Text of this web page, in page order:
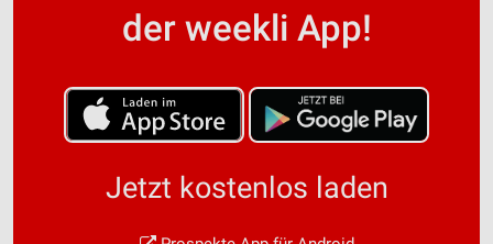
der weekli App!
Jetzt kostenlos laden